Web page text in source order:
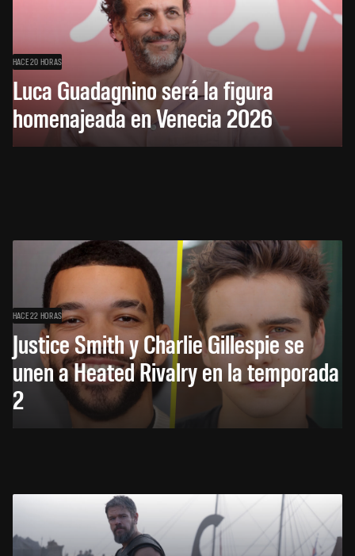
HACE 20 HORAS
Luca Guadagnino será la figura
homenajeada en Venecia 2026
HACE 22 HORAS
Justice Smith y Charlie Gillespie se
unen a Heated Rivalry en la temporada
2